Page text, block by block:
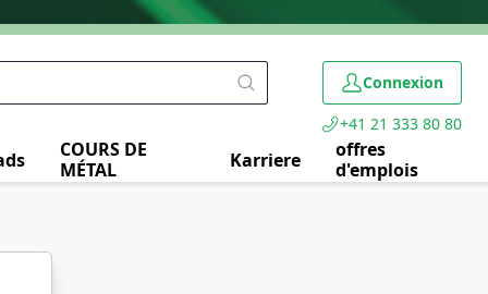
Connexion
+41 21 333 80 80
COURS DE
MÉTAL
Karriere
offres
d'emplois